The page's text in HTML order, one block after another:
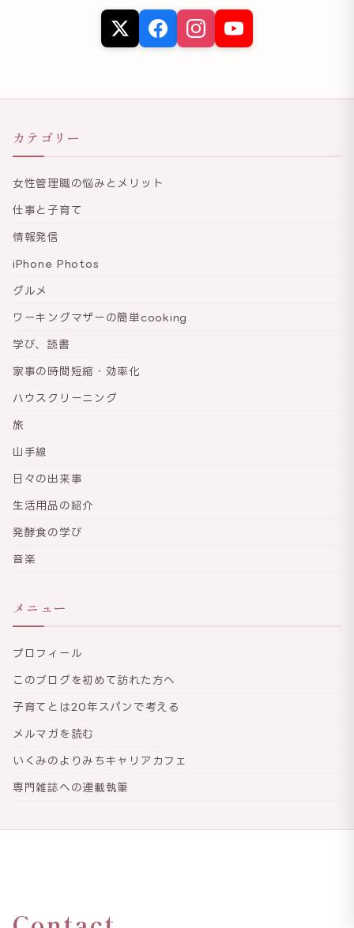
カテゴリー
女性管理職の悩みとメリット
仕事と子育て
情報発信
iPhone Photos
グルメ
ワーキングマザーの簡単cooking
学び、読書
家事の時間短縮・効率化
ハウスクリーニング
旅
山手線
日々の出来事
生活用品の紹介
発酵食の学び
音楽
メニュー
プロフィール
このブログを初めて訪れた方へ
子育てとは20年スパンで考える
メルマガを読む
いくみのよりみちキャリアカフェ
専門雑誌への連載執筆